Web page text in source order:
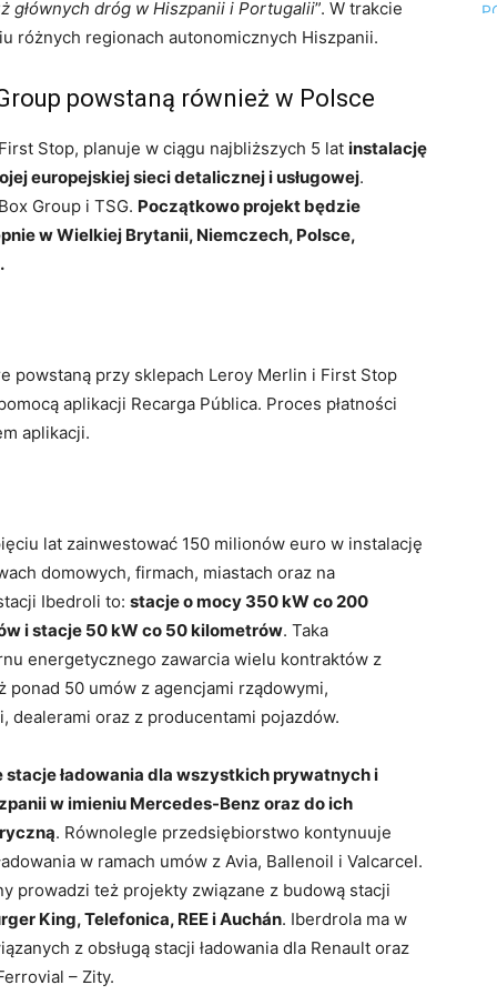
głównych dróg w Hiszpanii i Portugalii”. W trakcie
różnych regionach autonomicznych Hiszpanii.
powstaną również w Polsce
Stop, planuje w ciągu najbliższych 5 lat instalację
europejskiej sieci detalicznej i usługowej.
Group i TSG. Początkowo projekt będzie
w Wielkiej Brytanii, Niemczech, Polsce,
powstaną przy sklepach Leroy Merlin i First Stop
aplikacji Recarga Pública. Proces płatności
aplikacji.
lat zainwestować 150 milionów euro w instalację
domowych, firmach, miastach oraz na
Ibedroli to: stacje o mocy 350 kW co 200
i stacje 50 kW co 50 kilometrów. Taka
energetycznego zawarcia wielu kontraktów z
50 umów z agencjami rządowymi,
dealerami oraz z producentami pojazdów.
ładowania dla wszystkich prywatnych i
w imieniu Mercedes-Benz oraz do ich
. Równolegle przedsiębiorstwo kontynuuje
w ramach umów z Avia, Ballenoil i Valcarcel.
prowadzi też projekty związane z budową stacji
King, Telefonica, REE i Auchán. Iberdrola ma w
z obsługą stacji ładowania dla Renault oraz
– Zity.